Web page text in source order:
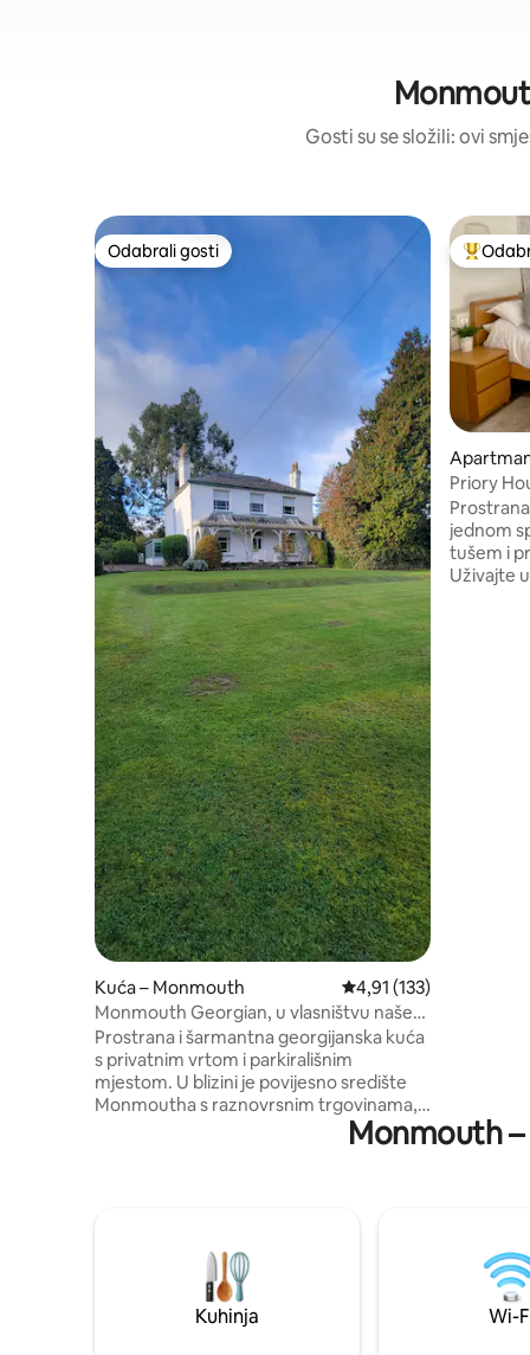
Gosti su se složili: ovi
Odabrali gosti
Odabrali gosti
Kuća – Monmouth Prosječna ocjena: 4,91/
4,91 (133)
Monmouth Georgian, u vlasništvu naše
obitelji od 1923.
Prostrana i šarmantna georgijanska kuća
s privatnim vrtom i parkirališnim
mjestom. U blizini je povijesno središte
Monmoutha s raznovrsnim trgovinama,
restoranima i supermarketima (12 minuta
hoda). Naš je smještaj u obiteljskom
pristup prekrasnoj okolnoj regiji Wye
Valley i Forest of Dean. Naš se smještaj
može pohvaliti dobro opremljenom
kuhinjom (s plinskim štednjakom marke
Među
outh
Priory
jednom
tušem i
Uživajte
Monmouth
Kuhinja Wi-